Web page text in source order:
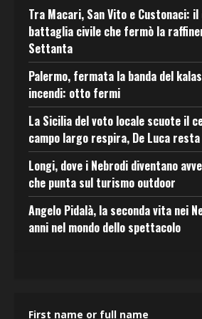
Tra Macari, San Vito e Custonaci:
battaglia civile che fermò la
Settanta
Palermo, fermata la banda del
incendi: otto fermi
La Sicilia del voto locale scuote il
campo largo respira, De Luca
Longi, dove i Nebrodi diventano
che punta sul turismo outdoor
Angelo Pidalà, la seconda vita nei
anni nel mondo dello spettacolo
First name or full name